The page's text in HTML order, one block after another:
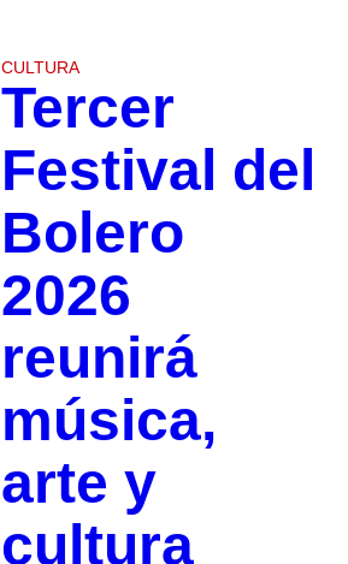
CULTURA
Tercer
Festival del
Bolero
2026
reunirá
música,
arte y
cultura